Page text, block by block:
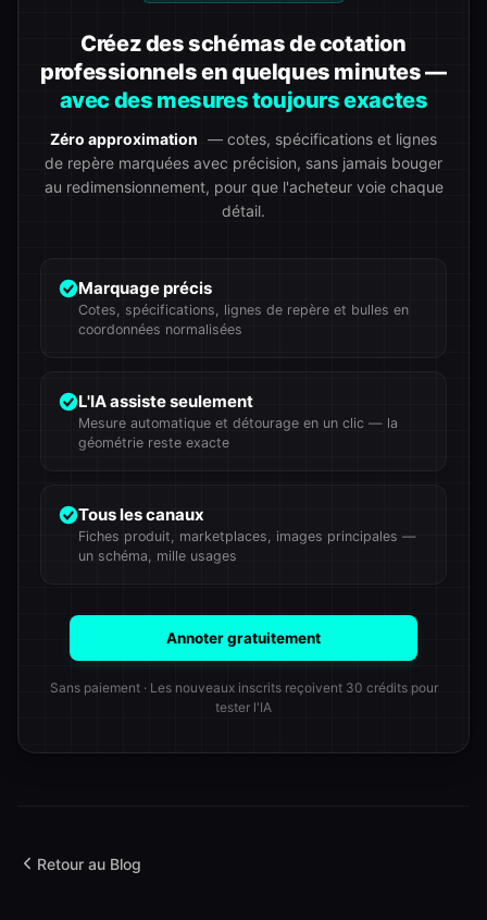
Créez des schémas de cotation
professionnels en quelques minutes —
avec des mesures toujours exactes
Zéro approximation — cotes, spécifications et lignes
de repère marquées avec précision, sans jamais bouger
au redimensionnement, pour que l'acheteur voie chaque
détail.
Marquage précis
Cotes, spécifications, lignes de repère et bulles en
coordonnées normalisées
L'IA assiste seulement
Mesure automatique et détourage en un clic — la
géométrie reste exacte
Tous les canaux
Fiches produit, marketplaces, images principales —
un schéma, mille usages
Annoter gratuitement
Sans paiement · Les nouveaux inscrits reçoivent 30 crédits pour
tester l'IA
Retour au Blog